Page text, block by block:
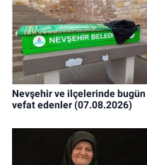
Nevşehir ve ilçelerinde bugün
vefat edenler (07.08.2026)